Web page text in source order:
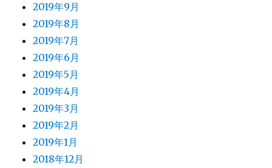
2019年9月
2019年8月
2019年7月
2019年6月
2019年5月
2019年4月
2019年3月
2019年2月
2019年1月
2018年12月